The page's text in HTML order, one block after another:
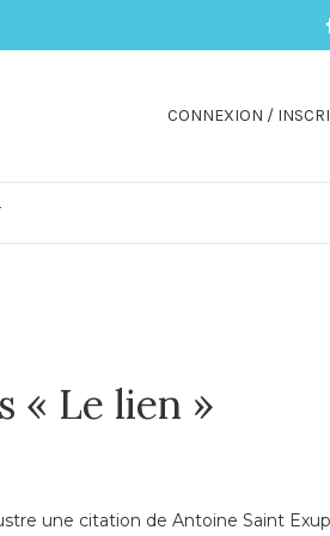
CONNEXION /
« Le lien »
une citation de Antoine Saint